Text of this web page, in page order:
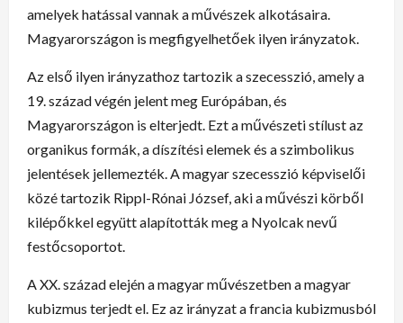
amelyek hatással vannak a művészek alkotásaira.
Magyarországon is megfigyelhetőek ilyen irányzatok.
Az első ilyen irányzathoz tartozik a szecesszió, amely a
19. század végén jelent meg Európában, és
Magyarországon is elterjedt. Ezt a művészeti stílust az
organikus formák, a díszítési elemek és a szimbolikus
jelentések jellemezték. A magyar szecesszió képviselői
közé tartozik Rippl-Rónai József, aki a művészi körből
kilépőkkel együtt alapították meg a Nyolcak nevű
festőcsoportot.
A XX. század elején a magyar művészetben a magyar
kubizmus terjedt el. Ez az irányzat a francia kubizmusból